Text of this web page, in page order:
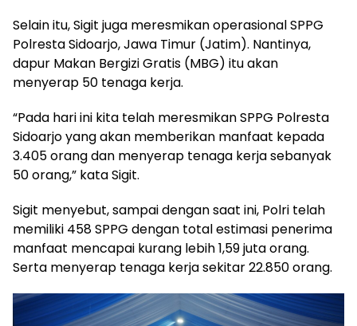
Selain itu, Sigit juga meresmikan operasional SPPG
Polresta Sidoarjo, Jawa Timur (Jatim). Nantinya,
dapur Makan Bergizi Gratis (MBG) itu akan
menyerap 50 tenaga kerja.
“Pada hari ini kita telah meresmikan SPPG Polresta
Sidoarjo yang akan memberikan manfaat kepada
3.405 orang dan menyerap tenaga kerja sebanyak
50 orang,” kata Sigit.
Sigit menyebut, sampai dengan saat ini, Polri telah
memiliki 458 SPPG dengan total estimasi penerima
manfaat mencapai kurang lebih 1,59 juta orang.
Serta menyerap tenaga kerja sekitar 22.850 orang.